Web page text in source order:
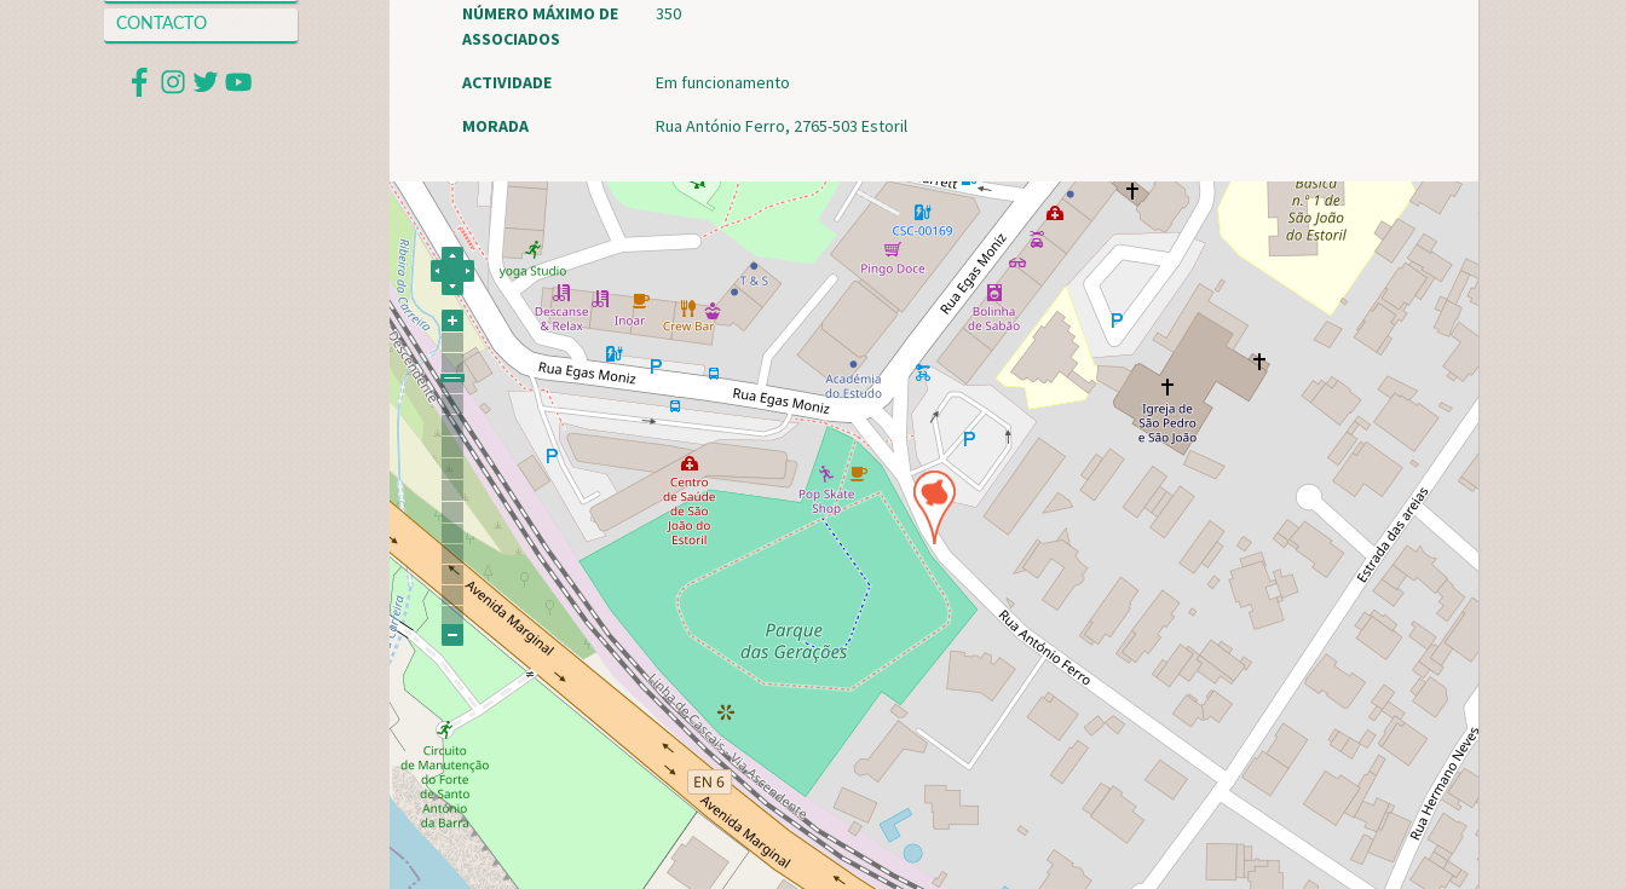
CONTACTO
NÚMERO MÁXIMO DE
ASSOCIADOS
350
ACTIVIDADE
Em funcionamento
MORADA
Rua António Ferro, 2765-503 Estoril